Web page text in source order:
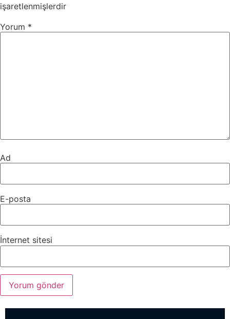
işaretlenmişlerdir
Yorum *
Ad
E-posta
İnternet sitesi